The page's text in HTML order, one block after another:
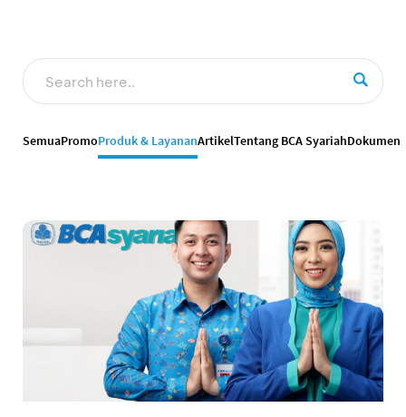
SemuaPromoProduk & LayananArtikelTentang BCA SyariahDokumen